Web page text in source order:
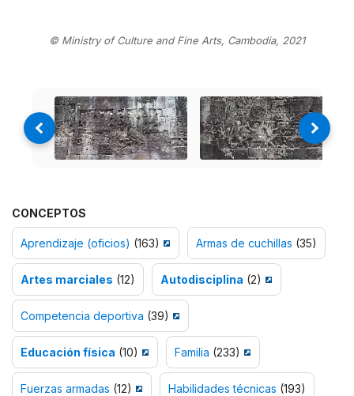
© Ministry of Culture and Fine Arts, Cambodia, 2021
CONCEPTOS
Aprendizaje (oficios) (163) Armas de cuchillas (35)
Artes marciales (12) Autodisciplina (2)
Competencia deportiva (39)
Educación física (10) Familia (233)
Fuerzas armadas (12) Habilidades técnicas (193)